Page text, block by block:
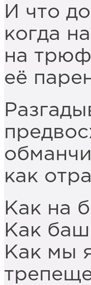
И что
когда
на
её
как
Как на
Как
Как мы